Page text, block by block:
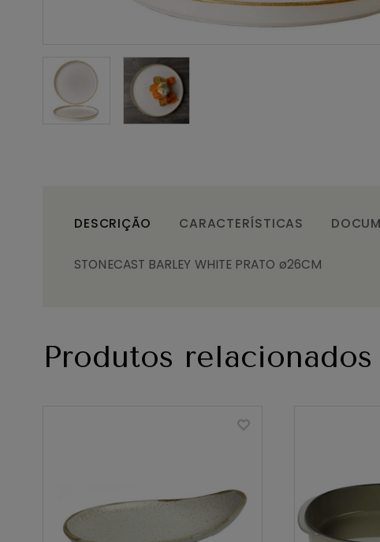
DESCRIÇÃO CARACTERÍSTICAS
STONECAST BARLEY WHITE PRATO ø26CM
Produtos relacionados